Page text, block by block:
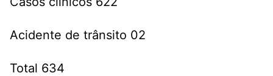
Acidente de trânsito 02
Total 634